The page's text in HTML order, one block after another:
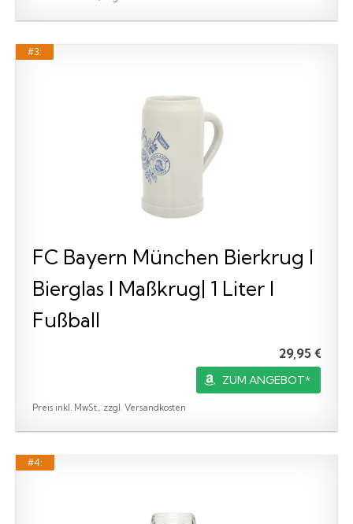
#3:
FC Bayern München Bierkrug I
Bierglas I Maßkrug| 1 Liter I
Fußball
29,95 €
ZUM ANGEBOT*
Preis inkl. MwSt., zzgl. Versandkosten
#4: